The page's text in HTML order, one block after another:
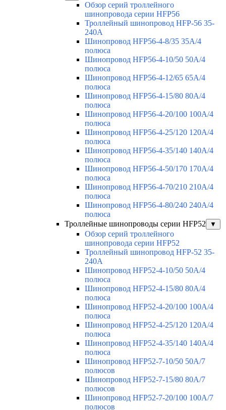
Обзор серий троллейного
шинопровода серии HFP56
Троллейный шинопровод HFP-56 35-
240А
Шинопровод HFP56-4-8/35 35А/4
полюса
Шинопровод HFP56-4-10/50 50А/4
полюса
Шинопровод HFP56-4-12/65 65А/4
полюса
Шинопровод HFP56-4-15/80 80А/4
полюса
Шинопровод HFP56-4-20/100 100А/4
полюса
Шинопровод HFP56-4-25/120 120А/4
полюса
Шинопровод HFP56-4-35/140 140А/4
полюса
Шинопровод HFP56-4-50/170 170А/4
полюса
Шинопровод HFP56-4-70/210 210А/4
полюса
Шинопровод HFP56-4-80/240 240А/4
полюса
Троллейные шинопроводы серии HFP52
▼
Обзор серий троллейного
шинопровода серии HFP52
Троллейный шинопровод HFP-52 35-
240А
Шинопровод HFP52-4-10/50 50A/4
полюса
Шинопровод HFP52-4-15/80 80A/4
полюса
Шинопровод HFP52-4-20/100 100А/4
полюса
Шинопровод HFP52-4-25/120 120А/4
полюса
Шинопровод HFP52-4-35/140 140А/4
полюса
Шинопровод HFP52-7-10/50 50А/7
полюсов
Шинопровод HFP52-7-15/80 80А/7
полюсов
Шинопровод HFP52-7-20/100 100А/7
полюсов